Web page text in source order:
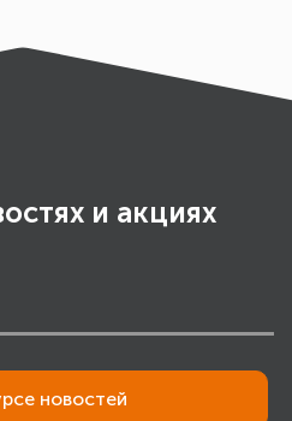
и акциях
новостей